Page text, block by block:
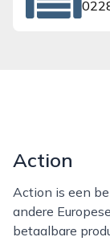
Action
Action is een bekende winkelketen die in Nederland en
andere
betaalbare